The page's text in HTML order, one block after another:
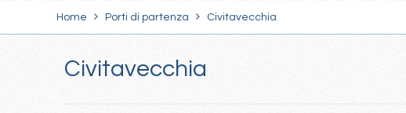
Home Porti di partenza Civitavecchia
Civitavecchia